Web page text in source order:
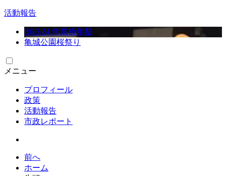
活動報告
R6/3/24 学業祈年祭
亀城公園桜祭り
メニュー
プロフィール
政策
活動報告
市政レポート
前へ
ホーム